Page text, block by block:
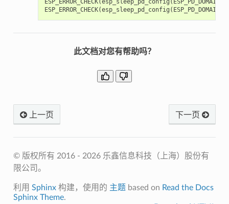
ESP_ERROR_CHECK(esp_sleep_pd_config (
ESP_ERROR_CHECK(esp_sleep_pd_config (
此文档对您有帮助吗？
上一页 下一页
© 版权所有 2016 - 2026 乐鑫信息科技（上海）股份有
限公司。
利用 Sphinx构建，使用的 主题 based on Read the Docs
Sphinx Theme.